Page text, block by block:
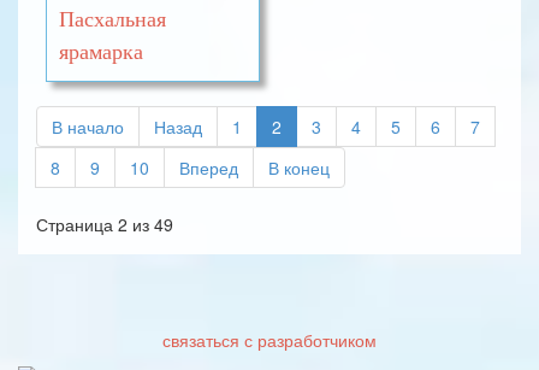
Пасхальная
ярамарка
В начало Назад 1 2 3 4 5 6
7
8
9 10 Вперед В конец
Страница 2 из 49
связаться с разработчиком